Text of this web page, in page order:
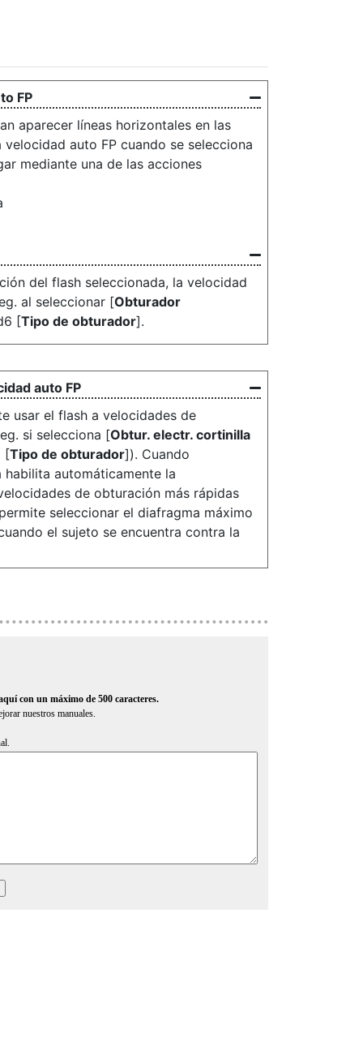
FP
aparecer líneas horizontales en las
auto FP cuando se selecciona
mediante una de las acciones
del flash seleccionada, la velocidad
al seleccionar [Obturador
[Tipo de obturador].
auto FP
usar el flash a velocidades de
si selecciona [Obtur. electr. cortinilla
[Tipo de obturador]). Cuando
automáticamente la
de obturación más rápidas
seleccionar el diafragma máximo
el sujeto se encuentra contra la